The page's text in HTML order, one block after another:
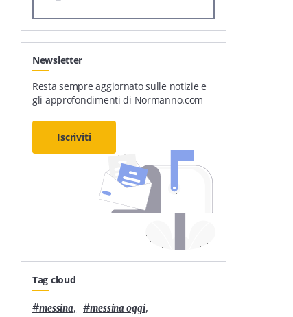
Newsletter
Resta sempre aggiornato sulle notizie e
gli approfondimenti di Normanno.com
Iscriviti
Tag cloud
#messina, #messina oggi,